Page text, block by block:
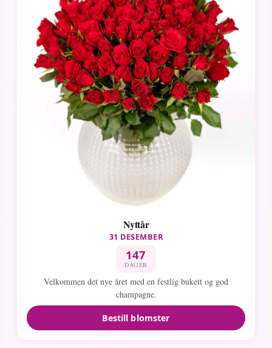
Nyttår
31 DESEMBER
147
DAGER
Velkommen det nye året med en festlig bukett og god
champagne.
Bestill blomster